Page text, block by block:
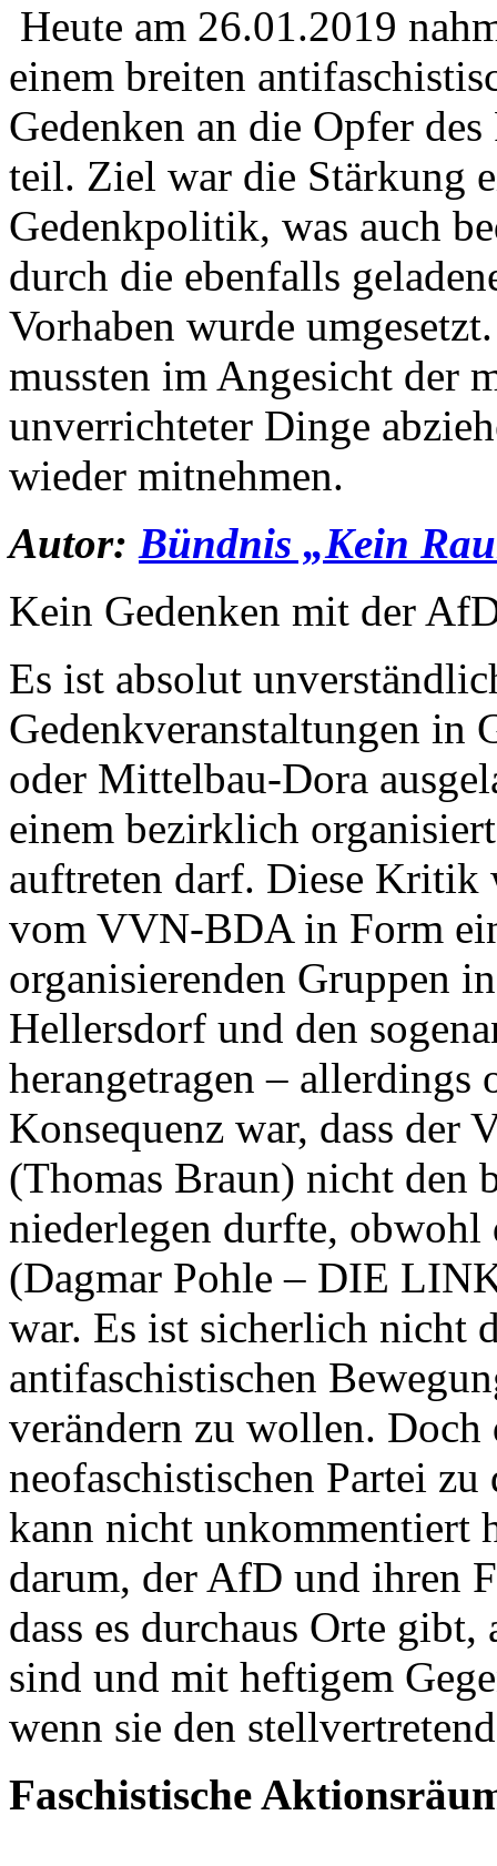
Heute am 26.01.2019
einem breiten
Gedenken an die Opfer
teil. Ziel war die Stärkung
Gedenkpolitik, was auch
durch die ebenfalls
Vorhaben wurde
mussten im Angesicht der
unverrichteter Dinge
wieder mitnehmen.
Autor: Bündnis „Kein
Kein Gedenken mit der
Es ist absolut
Gedenkveranstaltungen in
oder Mittelbau-Dora
einem bezirklich
auftreten darf. Diese Kritik
vom VVN-BDA in Form
organisierenden Gruppen
Hellersdorf und den
herangetragen –
Konsequenz war, dass der
(Thomas Braun) nicht den
niederlegen durfte,
(Dagmar Pohle – DIE
war. Es ist sicherlich nicht
antifaschistischen
verändern zu wollen. Doch
neofaschistischen Partei
kann nicht unkommentiert
darum, der AfD und ihren
dass es durchaus Orte
sind und mit heftigem
wenn sie den
Faschistische